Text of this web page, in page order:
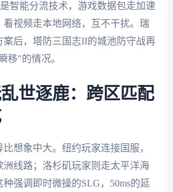
智能分流技术，游戏数据包走加速
视频走本地网络，互不干扰。瑞
案后，塔防三国志II的城池防守战再
移"的情况。
世逐鹿：跨区匹配
想象中大。纽约玩家连接国服，
线路；洛杉矶玩家则走太平洋海
强调即时微操的SLG，50ms的延